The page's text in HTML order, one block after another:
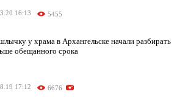
16:13 5455
у храма в Архангельске начали разбирать
обещанного срока
17:12 6676